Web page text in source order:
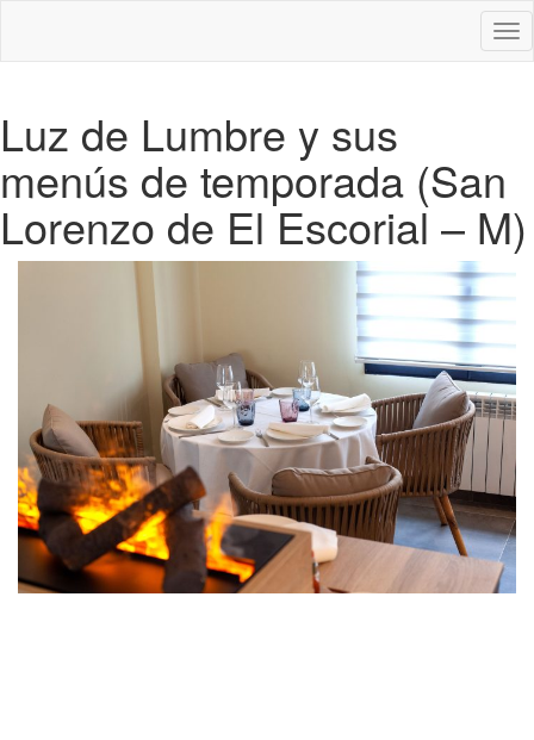
Luz de Lumbre y sus
menús de temporada (San
Lorenzo de El Escorial – M)